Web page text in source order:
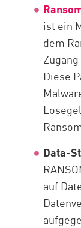
ist ein
dem
Diese
Data-
auf